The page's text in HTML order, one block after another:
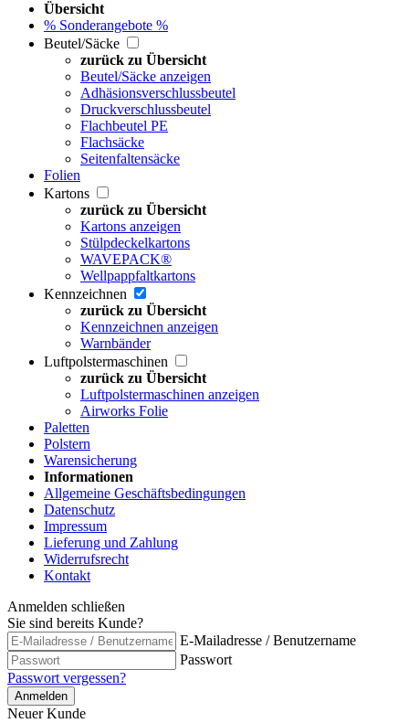
Übersicht
% Sonderangebote %
Beutel/Säcke
zurück zu Übersicht
Beutel/Säcke anzeigen
Adhäsionsverschlussbeutel
Druckverschlussbeutel
Flachbeutel PE
Flachsäcke
Seitenfaltensäcke
Folien
Kartons
zurück zu Übersicht
Kartons anzeigen
Stülpdeckelkartons
WAVEPACK®
Wellpappfaltkartons
Kennzeichnen
zurück zu Übersicht
Kennzeichnen anzeigen
Warnbänder
Luftpolstermaschinen
zurück zu Übersicht
Luftpolstermaschinen anzeigen
Airworks Folie
Paletten
Polstern
Warensicherung
Informationen
Allgemeine Geschäftsbedingungen
Datenschutz
Impressum
Lieferung und Zahlung
Widerrufsrecht
Kontakt
Anmelden schließen
Sie sind bereits Kunde?
E-Mailadresse / Benutzername
Passwort
Passwort vergessen?
Anmelden
Neuer Kunde